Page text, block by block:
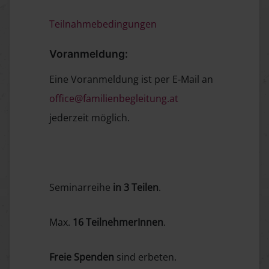
Teilnahmebedingungen
Voranmeldung:
Eine Voranmeldung ist per E-Mail an
office@familienbegleitung.at
jederzeit möglich.
Seminarreihe in 3 Teilen.
Max. 16 TeilnehmerInnen.
Freie Spenden sind erbeten.